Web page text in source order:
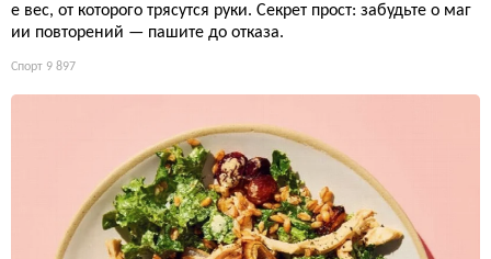
е вес, от которого трясутся руки. Секрет прост: забудьте о маг
ии повторений — пашите до отказа.
Спорт 9 897